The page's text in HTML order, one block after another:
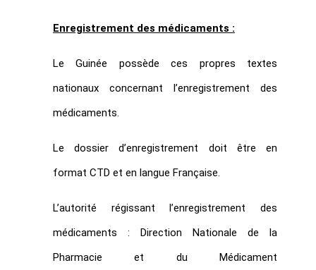
Enregistrement des médicaments :
Le Guinée possède ces propres textes
nationaux concernant l’enregistrement des
médicaments.
Le dossier d’enregistrement doit être en
format CTD et en langue Française.
L’autorité régissant l’enregistrement des
médicaments : Direction Nationale de la
Pharmacie et du Médicament